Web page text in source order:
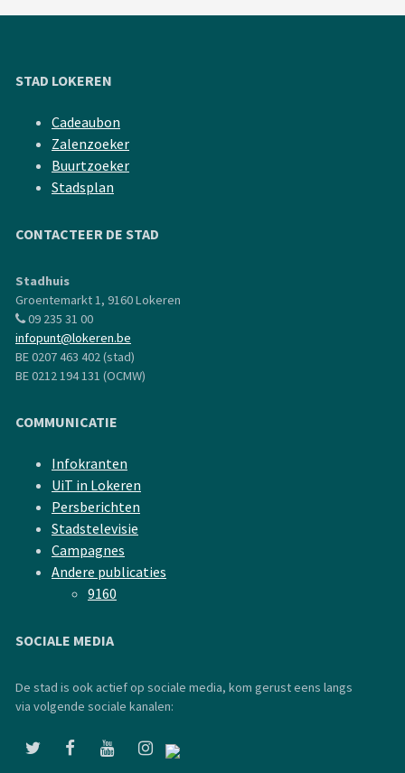
STAD LOKEREN
Cadeaubon
Zalenzoeker
Buurtzoeker
Stadsplan
CONTACTEER DE STAD
Stadhuis
Groentemarkt 1, 9160 Lokeren
09 235 31 00
infopunt@lokeren.be
BE 0207 463 402 (stad)
BE 0212 194 131 (OCMW)
COMMUNICATIE
Infokranten
UiT in Lokeren
Persberichten
Stadstelevisie
Campagnes
Andere publicaties
9160
SOCIALE MEDIA
De stad is ook actief op sociale media, kom gerust eens langs
via volgende sociale kanalen: